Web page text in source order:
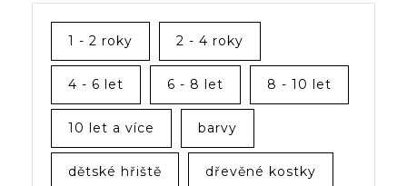
1 - 2 roky 2 - 4 roky
4 - 6 let 6 - 8 let 8 - 10 let
10 let a více barvy
dětské hřiště dřevěné kostky